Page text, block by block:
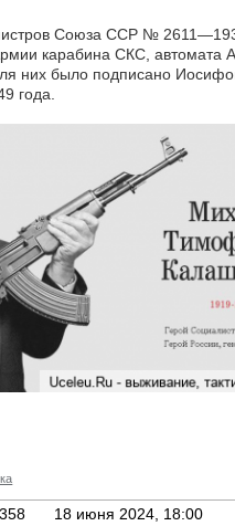
Союза ССР №
карабина СКС, автомата
них было подписано
года.
18 июня 2024, 18:00